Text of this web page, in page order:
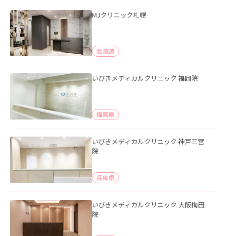
MJクリニック札幌
北海道
いびきメディカルクリニック 福岡院
福岡県
いびきメディカルクリニック 神戸三宮
院
兵庫県
いびきメディカルクリニック 大阪梅田
院